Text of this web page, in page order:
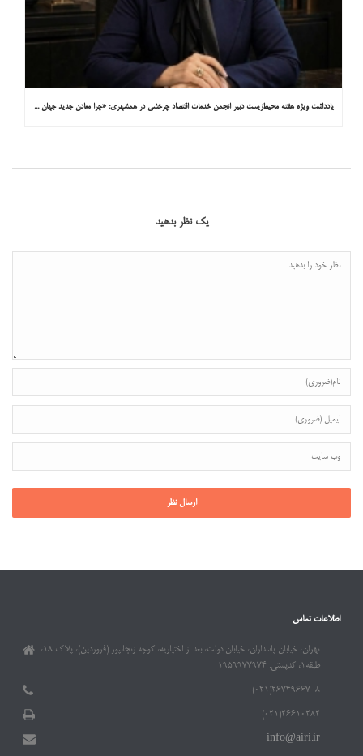
یادداشت ویژه هفته محیط‌زیست دبیر انجمن خدمات اقتصاد چرخشی در همشهری: «چرا معادن جدید جهان زیر زمین نیستند؟»
یک نظر بدهید
اطلاعات تماس
تهران، خیابان پاسداران، خیابان دولت، بعد از اختیاریه، کوچه زنجانپور (فروردین)، پلاک ۱۸،
طبقه۱، کدپستی: ۱۹۵۹۹۷۷۹۷۴
۲۶۷۴۹۶۶۷-۸(۰۲۱)
۲۶۶۱۰۲۸۲(۰۲۱)
info@airi.ir